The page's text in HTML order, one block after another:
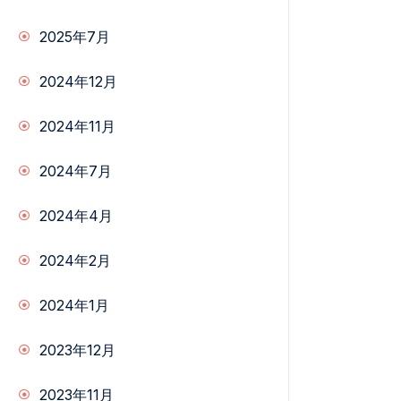
2025年7月
2024年12月
2024年11月
2024年7月
2024年4月
2024年2月
2024年1月
2023年12月
2023年11月